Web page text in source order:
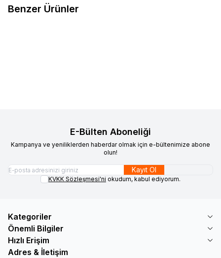
Benzer Ürünler
E-Bülten Aboneliği
Kampanya ve yeniliklerden haberdar olmak için e-bültenimize abone
olun!
Kayıt Ol
KVKK Sözleşmesi'ni okudum, kabul ediyorum.
Kategoriler
Önemli Bilgiler
Hızlı Erişim
Adres & İletişim